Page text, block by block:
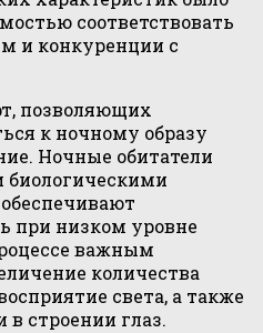
соответствовать
и конкуренции с
позволяющих
к ночному образу
Ночные обитатели
при низком уровне
важным
количества
света, а также
строении глаз.